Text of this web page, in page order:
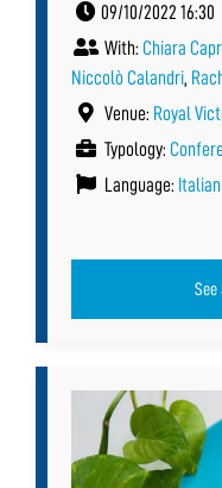
09/10/2022 16:30
With: Chiara
Niccolò Calandri,
Venue: Royal
Typology:
Language: